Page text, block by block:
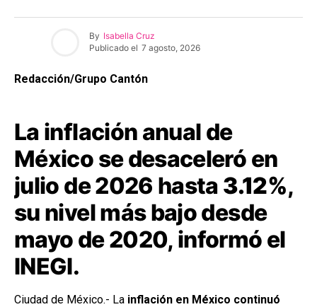
By Isabella Cruz
Publicado el 7 agosto, 2026
Redacción/Grupo Cantón
La inflación anual de
México se desaceleró en
julio de 2026 hasta 3.12%,
su nivel más bajo desde
mayo de 2020, informó el
INEGI.
Ciudad de México.- La inflación en México continuó